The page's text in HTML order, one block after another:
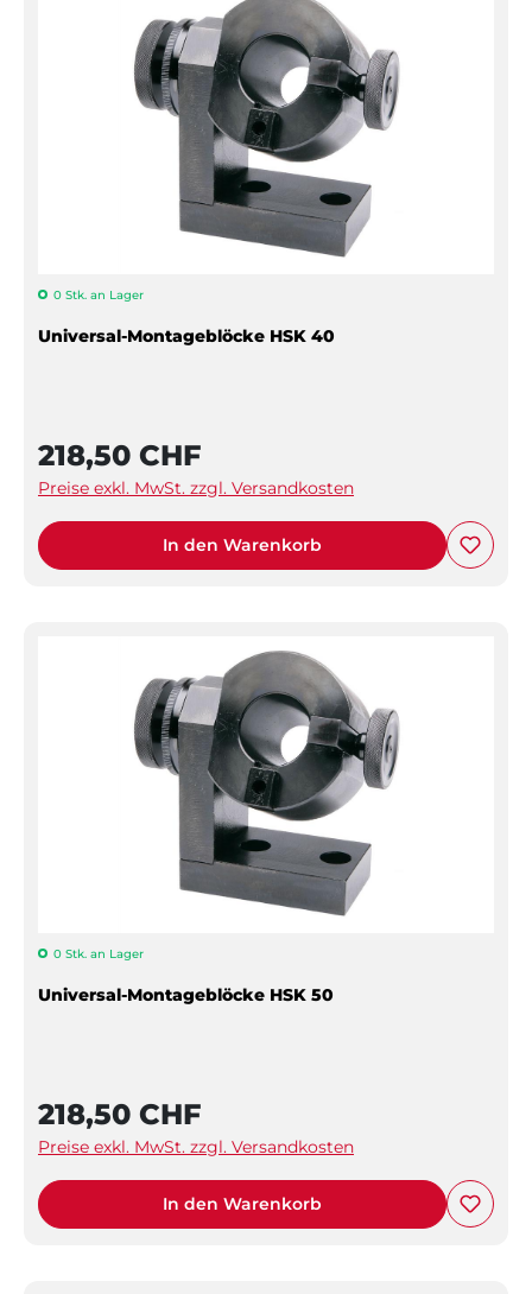
0 Stk. an Lager
Universal-Montageblöcke HSK 40
218,50 CHF
Preise exkl. MwSt. zzgl. Versandkosten
In den Warenkorb
0 Stk. an Lager
Universal-Montageblöcke HSK 50
218,50 CHF
Preise exkl. MwSt. zzgl. Versandkosten
In den Warenkorb